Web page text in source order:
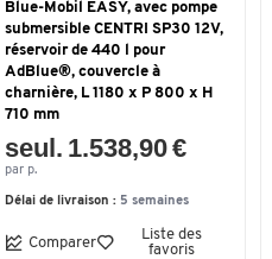
Blue-Mobil EASY, avec pompe
submersible CENTRI SP30 12V,
réservoir de 440 l pour
AdBlue®, couvercle à
charnière, L 1180 x P 800 x H
710 mm
seul. 1.538,90 €
par p.
Délai de livraison : 5 semaines
Comparer
Liste des
favoris